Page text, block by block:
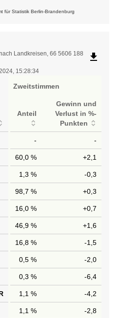
für Statistik Berlin-Brandenburg
Landkreisen, 66 5606 188
15:28:34
file_download
Zweitstimmen
Anteil
Gewinn und
Verlust in %-
Punkten
- -
60,0 % +2,1
1,3 % -0,3
98,7 % +0,3
16,0 % +0,7
46,9 % +1,6
16,8 % -1,5
0,5 % -2,0
0,3 % -6,4
1,1 % -4,2
1,1 % -2,8